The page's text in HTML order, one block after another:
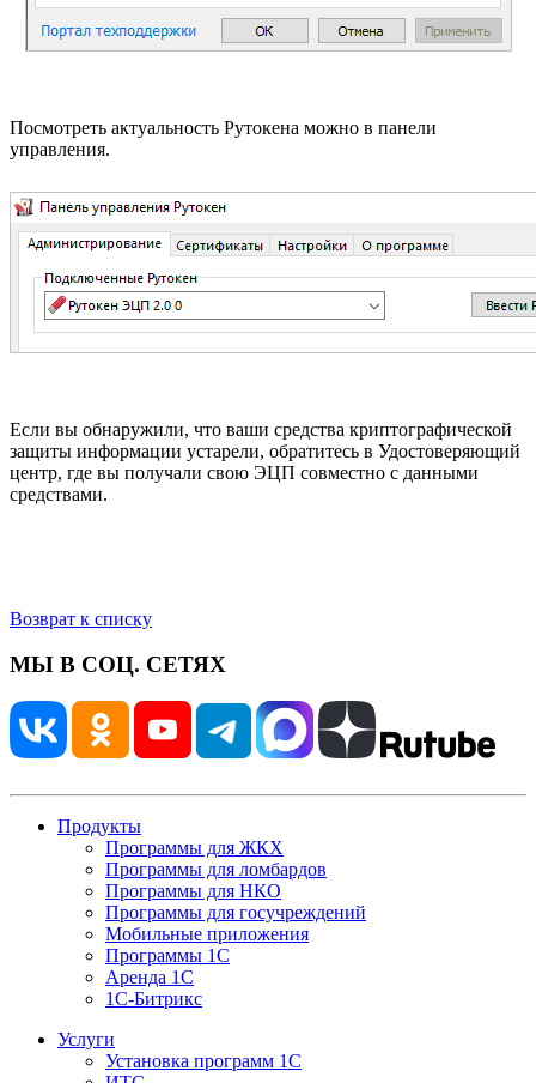
Посмотреть актуальность Рутокена можно в панели
управления.
Если вы обнаружили, что ваши средства криптографической
защиты информации устарели, обратитесь в Удостоверяющий
центр, где вы получали свою ЭЦП совместно с данными
средствами.
Возврат к списку
МЫ В СОЦ. СЕТЯХ
Продукты
Программы для ЖКХ
Программы для ломбардов
Программы для НКО
Программы для госучреждений
Мобильные приложения
Программы 1С
Аренда 1С
1С-Битрикс
Услуги
Установка программ 1С